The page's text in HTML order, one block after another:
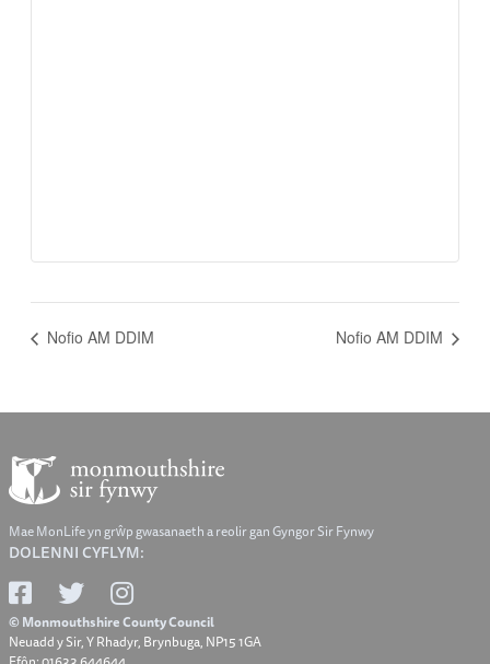
Nofio AM DDIM Nofio AM DDIM
Mae MonLife yn grŵp gwasanaeth a reolir gan Gyngor Sir Fynwy
DOLENNI CYFLYM:
© Monmouthshire County Council
Neuadd y Sir, Y Rhadyr, Brynbuga, NP15 1GA